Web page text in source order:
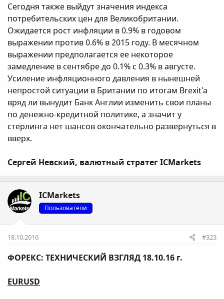
Сегодня также выйдут значения индекса
потребительских цен для Великобритании.
Ожидается рост инфляции в 0.9% в годовом
выражении против 0.6% в 2015 году. В месячном
выражении предполагается ее некоторое
замедление в сентябре до 0.1% с 0.3% в августе.
Усиление инфляционного давления в нынешней
непростой ситуации в Британии по итогам Brexit'a
вряд ли вынудит Банк Англии изменить свои планы
по денежно-кредитной политике, а значит у
стерлинга нет шансов окончательно развернуться в
вверх.
Сергей Невский, валютный стратег ICMarkets
ICMarkets
Пользователи
18.10.2016 #323
ФОРЕКС: ТЕХНИЧЕСКИЙ ВЗГЛЯД 18.10.16 г.
EURUSD